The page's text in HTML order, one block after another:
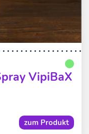
VipiBaX
zum Produkt